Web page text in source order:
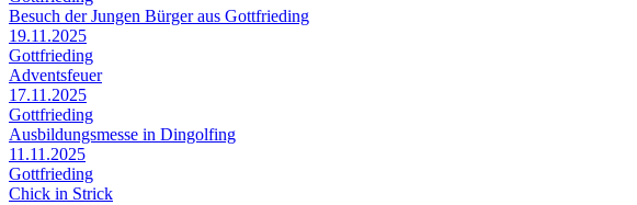
Besuch der Jungen Bürger aus Gottfrieding
19.11.2025
Gottfrieding
Adventsfeuer
17.11.2025
Gottfrieding
Ausbildungsmesse in Dingolfing
11.11.2025
Gottfrieding
Chick in Strick